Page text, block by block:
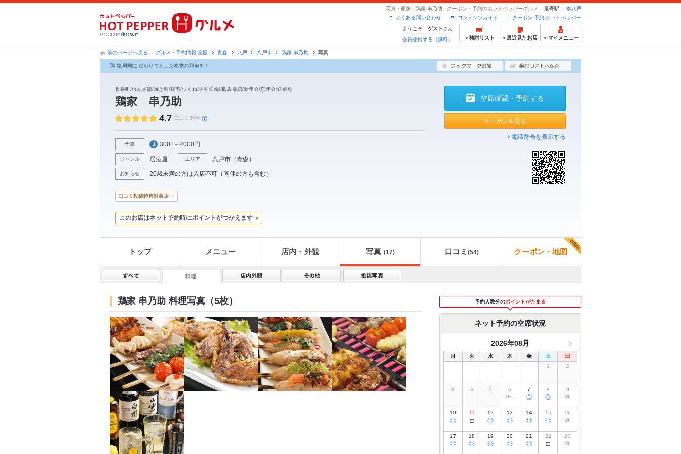
写真・画像 | 鶏家 串乃助 - クーポン・予約のホットペッパーグルメ 最寄駅：
本八戸
クーポン 予約 ホットペッパー
コンテンツガイド
よくある問い合わせ
ようこそ、 ゲスト さん
会員登録する（無料）
検討リスト 最近見たお店 マイメニュー
前のページへ戻る グルメ・予約情報 全国 青森 八戸 八戸市 鶏家 串乃助 写真
鶏,塩,味噌こだわりつくした本物の鶏串を！
長横町/れんさ街/焼き鳥/鶏串/つくね/手羽先/鍋/飲み放題/新年会/忘年会/送別会
鶏家 串乃助
4.7 口コミ54件
予算 3001～4000円
ジャンル 居酒屋 エリア 八戸市 （青森 ）
お知らせ 20歳未満の方は入店不可（同伴の方も含む）
空席確認・予約する
クーポンを見る
電話番号を表示する
口コミ投稿特典対象店
このお店はネット予約時にポイントがつかえます
トップ メニュー 店内・外観 写真 (17) 口コミ (54) クーポン・地図
鶏家 串乃助 料理写真（5枚） 予約人数分のポイントがたまる
ネット予約の空席状況
2026年08月
月 火 水 木 金 土
日
1
2
3 4 5
6
TEL
7
◎
8
◎
9
休
10
◎
11
□
12
◎
13
◎
14
◎
15
◎
16
休
17
◎
18
◎
19
◎
20
◎
21
◎
22
□
23
休